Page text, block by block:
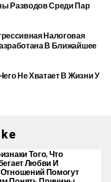
Разводов Среди Пар
Налоговая
В Ближайшее
Не Хватает В Жизни У
Того, Что
Любви И
Помогут